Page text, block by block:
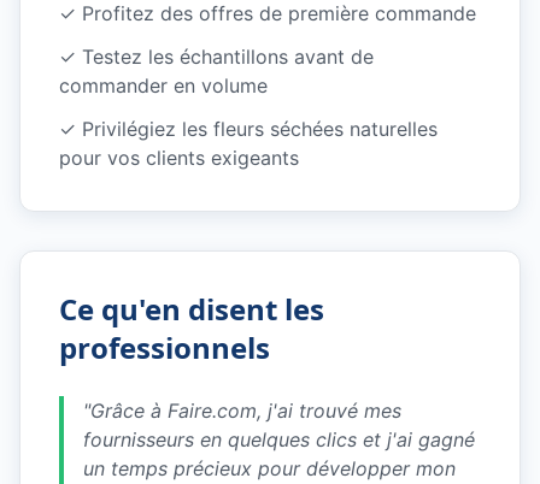
✓ Profitez des offres de première commande
✓ Testez les échantillons avant de
commander en volume
✓ Privilégiez les fleurs séchées naturelles
pour vos clients exigeants
Ce qu'en disent les
professionnels
"Grâce à Faire.com, j'ai trouvé mes
fournisseurs en quelques clics et j'ai gagné
un temps précieux pour développer mon